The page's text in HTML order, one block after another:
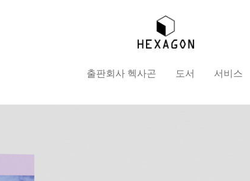
출판회사 헥사곤 도서 서비스